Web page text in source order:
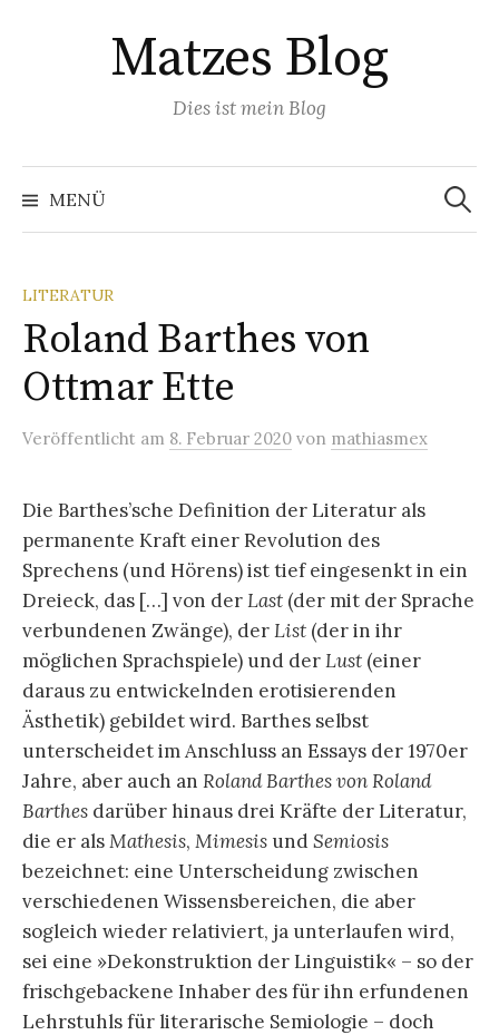
Matzes Blog
Dies ist mein Blog
MENÜ
Suchen
nach:
LITERATUR
Roland Barthes von
Ottmar Ette
Veröffentlicht am 8. Februar 2020 von mathiasmex
Die Barthes’sche Definition der Literatur als
permanente Kraft einer Revolution des
Sprechens (und Hörens) ist tief eingesenkt in ein
Dreieck, das […] von derLast (der mit der Sprache
verbundenen Zwänge), derList (der in ihr
möglichen Sprachspiele) und derLust (einer
daraus zu entwickelnden erotisierenden
Ästhetik) gebildet wird. Barthes selbst
unterscheidet im Anschluss an Essays der 1970er
Jahre, aber auch an Roland Barthes von Roland
Barthes darüber hinaus drei Kräfte der Literatur,
die er alsMathesis, Mimesis undSemiosis
bezeichnet: eine Unterscheidung zwischen
verschiedenen Wissensbereichen, die aber
sogleich wieder relativiert, ja unterlaufen wird,
sei eine »Dekonstruktion der Linguistik« – so der
frischgebackene Inhaber des für ihn erfundenen
Lehrstuhls für literarische Semiologie – doch